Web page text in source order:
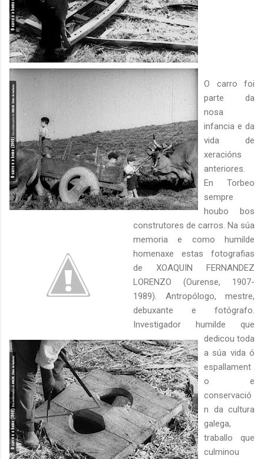
O carro foi
parte da
nosa
infancia e da
vida de
xeracións
anteriores.
En Torbeo
sempre
houbo bos
construtores de carros. Na súa
memoria e como humilde
homenaxe estas fotografias
de XOAQUIN FERNANDEZ
LORENZO (Ourense, 1907-
1989). Antropólogo, mestre,
debuxante e fotógrafo.
Investigador humilde que
dedicou toda
a súa vida ó
espallament
o e
conservació
n da cultura
galega,
traballo que
culminou